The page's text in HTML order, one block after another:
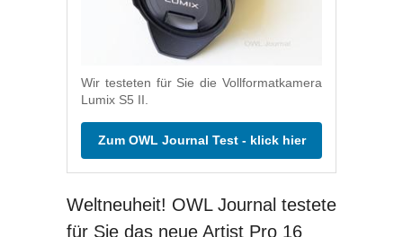
Wir testeten für Sie die Vollformatkamera
Lumix S5 II.
Zum OWL Journal Test - klick hier
Weltneuheit! OWL Journal testete
für Sie das neue Artist Pro 16